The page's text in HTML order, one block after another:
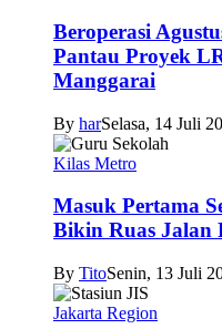
Beroperasi
Pantau Proyek
Manggarai
By harSelasa, 14 Juli
Kilas Metro
Masuk Pertama
Bikin Ruas Jalan
By TitoSenin, 13 Juli
Jakarta Region